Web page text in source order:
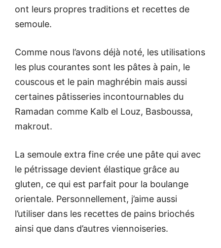
ont leurs propres traditions et recettes de
semoule.
Comme nous l’avons déjà noté, les utilisations
les plus courantes sont les pâtes à pain, le
couscous et le pain maghrébin mais aussi
certaines pâtisseries incontournables du
Ramadan comme Kalb el Louz, Basboussa,
makrout.
La semoule extra fine crée une pâte qui avec
le pétrissage devient élastique grâce au
gluten, ce qui est parfait pour la boulange
orientale. Personnellement, j’aime aussi
l’utiliser dans les recettes de pains briochés
ainsi que dans d’autres viennoiseries.